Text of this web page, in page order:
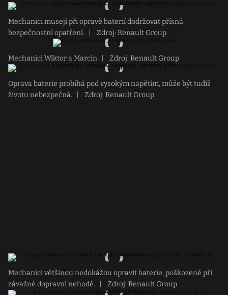
Mechanici musejí při opravě baterií dodržovat přísná
bezpečnostní opatření.
Zdroj: Renault Group
Mechanici Wiktor a Marcin Zdroj: Renault Group
Oprava baterie probíhá pod vysokým napětím, může být tudíž
životu nebezpečná.
Zdroj: Renault Group
Mechanici většinou nedokážou opravit baterie, poškozené při
závažné dopravní nehodě.
Zdroj: Renault Group